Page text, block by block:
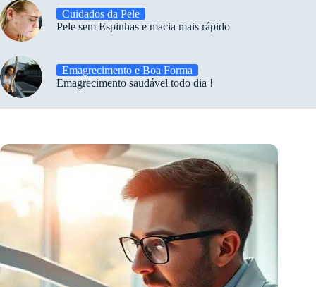
Cuidados da Pele
Pele sem Espinhas e macia mais rápido
Emagrecimento e Boa Forma
Emagrecimento saudável todo dia !